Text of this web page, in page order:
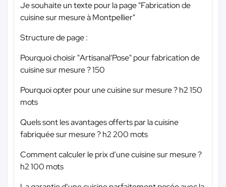
Je souhaite un texte pour la page "Fabrication de
cuisine sur mesure à Montpellier"
Structure de page :
Pourquoi choisir "Artisanal'Pose" pour fabrication de
cuisine sur mesure ? 150
Pourquoi opter pour une cuisine sur mesure ? h2 150
mots
Quels sont les avantages offerts par la cuisine
fabriquée sur mesure ? h2 200 mots
Comment calculer le prix d’une cuisine sur mesure ?
h2 100 mots